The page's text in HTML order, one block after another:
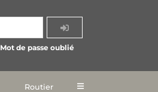
Mot de passe oublié
Routier